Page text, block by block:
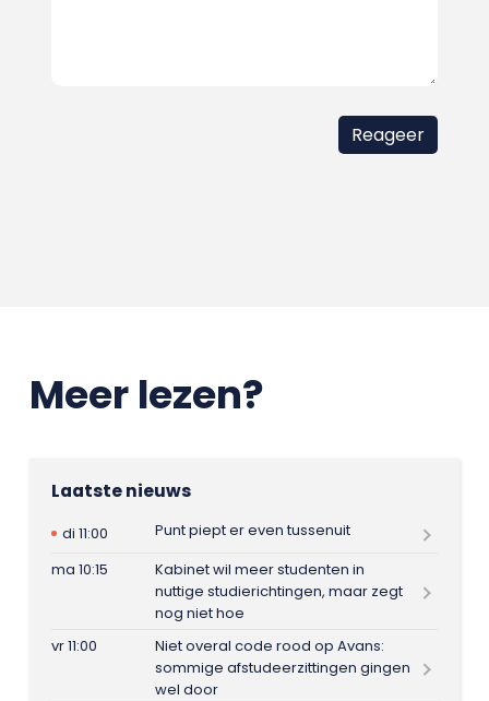
Meer lezen?
Laatste nieuws
di 11:00
Punt piept er even tussenuit
ma 10:15
Kabinet wil meer studenten in
nuttige studierichtingen, maar zegt
nog niet hoe
vr 11:00
Niet overal code rood op Avans:
sommige afstudeerzittingen gingen
wel door